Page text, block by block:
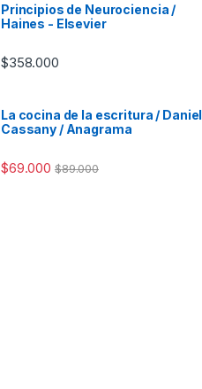
Principios de Neurociencia /
Haines - Elsevier
$358.000
La cocina de la escritura / Daniel
Cassany / Anagrama
$69.000 $89.000